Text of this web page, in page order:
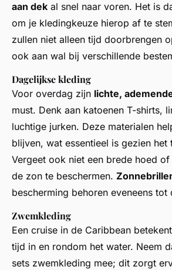
aan dek al snel naar voren. Het is
om je kledingkeuze hierop af te
zullen niet alleen tijd doorbrengen
ook aan wal bij verschillende
Dagelijkse kleding
Voor overdag zijn lichte,
must. Denk aan katoenen T-shirts,
luchtige jurken. Deze materialen
blijven, wat essentieel is gezien het
Vergeet ook niet een brede hoed
de zon te beschermen.
bescherming behoren eveneens tot
Zwemkleding
Een cruise in de Caribbean
tijd in en rondom het water. Neem
sets zwemkleding mee; dit zorgt